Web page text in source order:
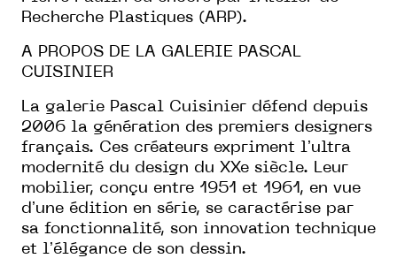
Recherche Plastiques (ARP).
A PROPOS DE LA GALERIE PASCAL
CUISINIER
La galerie Pascal Cuisinier défend depuis
2006 la génération des premiers designers
français. Ces créateurs expriment lʼultra
modernité du design du XXe siècle. Leur
mobilier, conçu entre 1951 et 1961, en vue
dʼune édition en série, se caractérise par
sa fonctionnalité, son innovation technique
et lʼélégance de son dessin.